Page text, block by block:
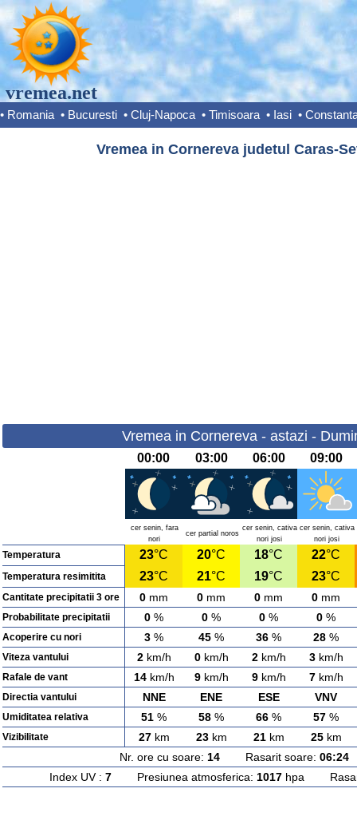
vremea.net
• Romania • Bucuresti • Cluj-Napoca • Timisoara • Iasi •
Vremea in Cornereva judetul Caras-
Vremea in Cornereva - astazi -
00:00 03:00 06:00 09:00
cer senin, fara
nori
cer partial noros
cer senin, cativa
nori josi
cer senin, cativa
nori josi
Temperatura 23°C 20°C 18°C 22°C
Temperatura resimitita 23°C 21°C 19°C 23°C
Cantitate precipitatii 3 ore 0 mm 0 mm 0 mm 0 mm
Probabilitate precipitatii 0 % 0 % 0 % 0 %
Acoperire cu nori 3 % 45 % 36 % 28 %
Viteza vantului 2km/h 0km/h 2km/h 3km/h
Rafale de vant 14km/h 9km/h 9km/h 7km/h
Directia vantului NNE ENE ESE VNV
Umiditatea relativa 51 % 58 % 66 % 57 %
Vizibilitate 27km 23km 21km 25km
Nr. ore cu soare: 14Rasarit soare: 06:24
Index UV : 7Presiunea atmosferica: 1017hpa